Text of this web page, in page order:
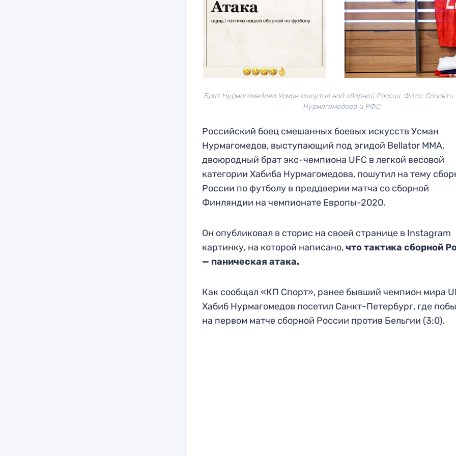
Брат Нурмагомедова Усман пошутил над сборной России. Фото: Соцсети
Нурмагомедова и РФС
Российский боец смешанных боевых искусств Усман
Нурмагомедов, выступающий под эгидой Bellator MMA,
двоюродный брат экс-чемпиона UFC в легкой весовой
категории Хабиба Нурмагомедова, пошутил на тему
России по футболу в преддверии матча со сборной
Финляндии на чемпионате Европы-2020.
Он опубликовал в сторис на своей странице в Instagram
картинку, на которой написано,что тактика сборной
— паническая атака.
Как сообщал «КП Спорт», ранее бывший чемпион мира
Хабиб Нурмагомедов посетил Санкт-Петербург, где
на первом матче сборной России против Бельгии (3:0).